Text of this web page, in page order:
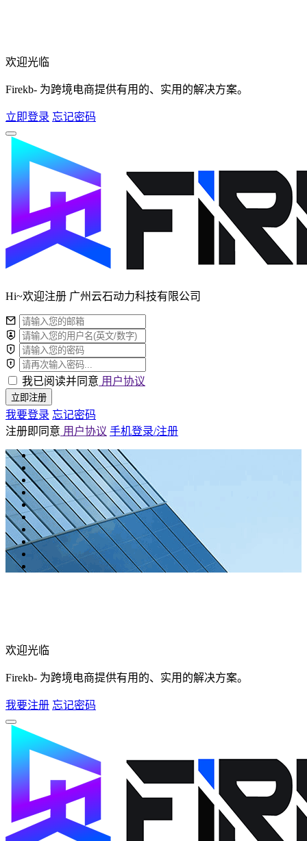
欢迎光临
Firekb- 为跨境电商提供有用的、实用的解决方案。
立即登录 忘记密码
Hi~欢迎注册 广州云石动力科技有限公司
我已阅读并同意 用户协议
立即注册
我要登录 忘记密码
注册即同意 用户协议 手机登录/注册
欢迎光临
Firekb- 为跨境电商提供有用的、实用的解决方案。
我要注册 忘记密码